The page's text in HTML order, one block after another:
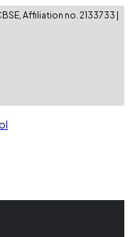
Affiliation no. 2133733 |